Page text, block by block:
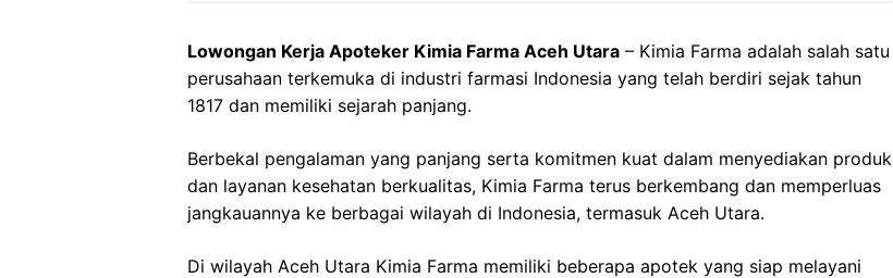
Lowongan Kerja Apoteker Kimia Farma Aceh Utara – Kimia Farma adalah salah satu
perusahaan terkemuka di industri farmasi Indonesia yang telah berdiri sejak tahun
1817 dan memiliki sejarah panjang.
Berbekal pengalaman yang panjang serta komitmen kuat dalam menyediakan produk
dan layanan kesehatan berkualitas, Kimia Farma terus berkembang dan memperluas
jangkauannya ke berbagai wilayah di Indonesia, termasuk Aceh Utara.
Di wilayah Aceh Utara Kimia Farma memiliki beberapa apotek yang siap melayani